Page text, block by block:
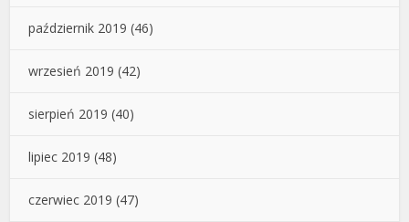
październik 2019 (46)
wrzesień 2019 (42)
sierpień 2019 (40)
lipiec 2019 (48)
czerwiec 2019 (47)